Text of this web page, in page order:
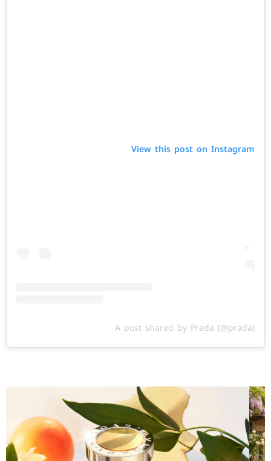
View this post on Instagram
A post shared by Prada (@prada)